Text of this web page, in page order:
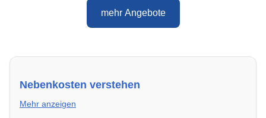
mehr Angebote
Nebenkosten verstehen
Mehr anzeigen